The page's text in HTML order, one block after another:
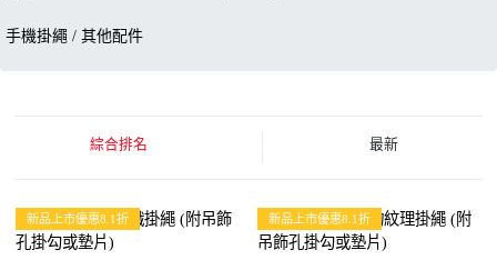
手機掛繩 / 其他配件
綜合排名 最新
新品上市優惠8.1折 新品上市優惠8.1折